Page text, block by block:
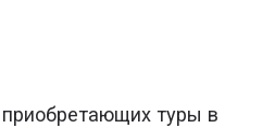
туры в